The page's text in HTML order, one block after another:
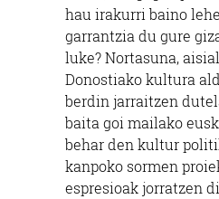
hau irakurri baino
garrantzia du gure
luke? Nortasuna,
Donostiako kultura
berdin jarraitzen
baita goi mailako
behar den kultur
kanpoko sormen
espresioak jorratzen